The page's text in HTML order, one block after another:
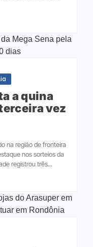
a quina
vez
na região de fronteira
nos sorteios da
registrou três...